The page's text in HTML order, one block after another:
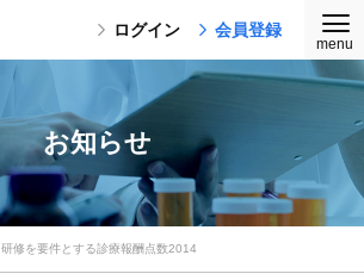
ログイン 会員登録
お知らせ
研修を要件とする診療報酬点数2014